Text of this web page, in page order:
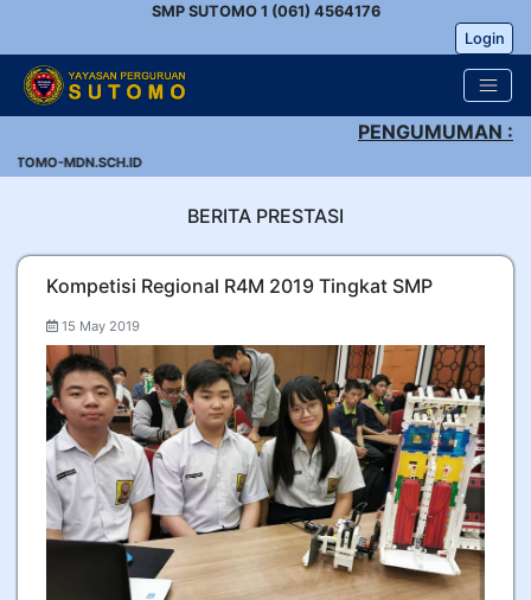
SMP SUTOMO 1 (061) 4564176
Login
PENGUMUMAN :
MDN.SCH.ID
BERITA PRESTASI
Kompetisi Regional R4M 2019 Tingkat SMP
15 May 2019